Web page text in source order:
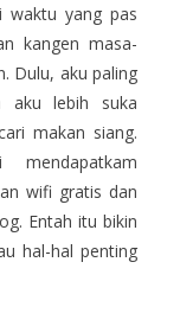
waktu yang pas
kangen masa-
Dulu, aku paling
aku lebih suka
makan siang.
wifi gratis dan
Entah itu bikin
hal-hal penting